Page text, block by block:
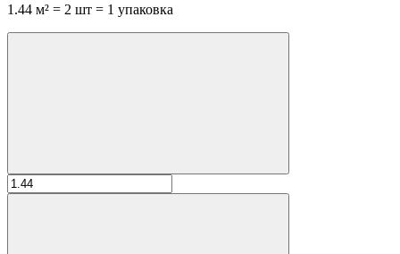
1.44 м² = 2 шт = 1 упаковка